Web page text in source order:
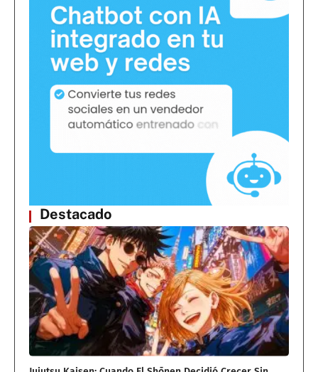
Destacado